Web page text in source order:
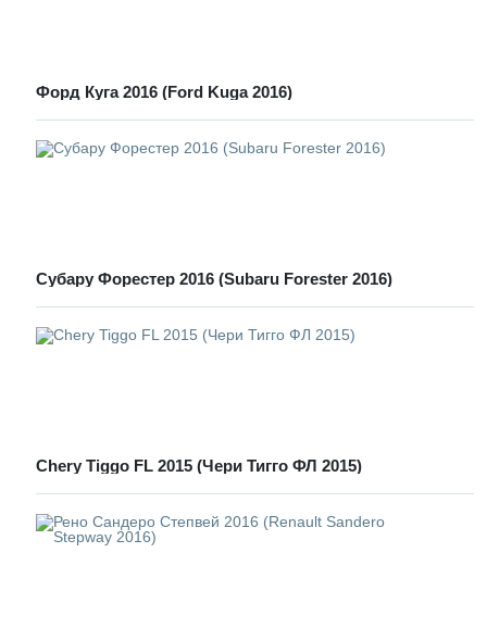
Форд Куга 2016 (Ford Kuga 2016)
Субару Форестер 2016 (Subaru Forester 2016)
Chery Tiggo FL 2015 (Чери Тигго ФЛ 2015)